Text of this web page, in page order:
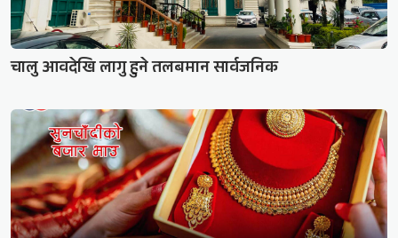
चालु आवदेखि लागु हुने तलबमान सार्वजनिक